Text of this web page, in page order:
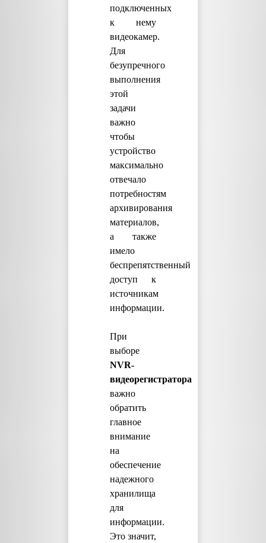
подключенных
к нему
видеокамер.
Для
безупречного
выполнения
этой
задачи
важно
чтобы
устройство
максимально
отвечало
потребностям
архивирования
материалов,
а также
имело
беспрепятственный
доступ к
источникам
информации.
При
выборе
NVR-
видеорегистратора
важно
обратить
главное
внимание
на
обеспечение
надежного
хранилища
для
информации.
Это значит,